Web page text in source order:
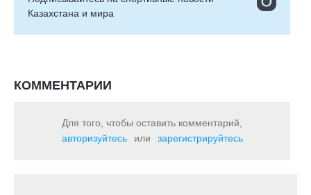
Казахстана и мира
КОММЕНТАРИИ
Для того, чтобы оставить комментарий,
авторизуйтесь
или зарегистрируйтесь